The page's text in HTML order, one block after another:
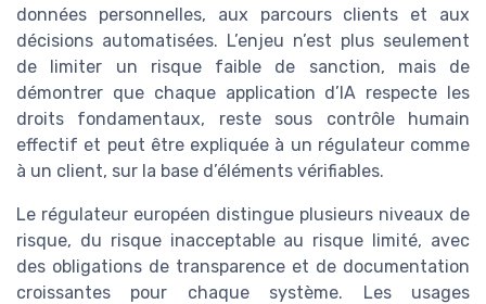
données personnelles, aux parcours clients et aux
décisions automatisées. L’enjeu n’est plus seulement
de limiter un risque faible de sanction, mais de
démontrer que chaque application d’IA respecte les
droits fondamentaux, reste sous contrôle humain
effectif et peut être expliquée à un régulateur comme
à un client, sur la base d’éléments vérifiables.
Le régulateur européen distingue plusieurs niveaux de
risque, du risque inacceptable au risque limité, avec
des obligations de transparence et de documentation
croissantes pour chaque système. Les usages